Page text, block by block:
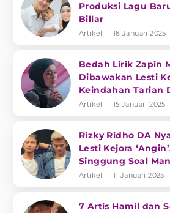
Produksi Lagu
Billar
Artikel 18 Januari 2025
Bedah Lirik Zapin
Dibawakan Lesti
Keindahan Tarian
Artikel 15 Januari 2025
Rizky Ridho DA
Lesti Kejora
Singgung Soal
Artikel 11 Januari 2025
7 Artis Hamil dan